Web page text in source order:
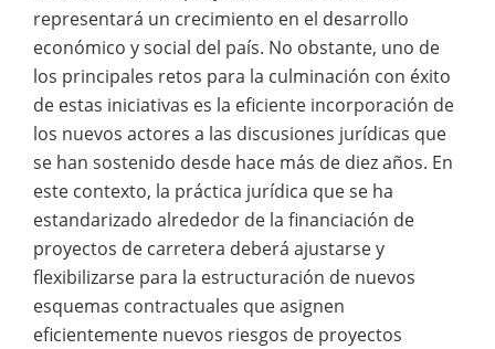
representará un crecimiento en el desarrollo
económico y social del país. No obstante, uno de
los principales retos para la culminación con éxito
de estas iniciativas es la eficiente incorporación de
los nuevos actores a las discusiones jurídicas que
se han sostenido desde hace más de diez años. En
este contexto, la práctica jurídica que se ha
estandarizado alrededor de la financiación de
proyectos de carretera deberá ajustarse y
flexibilizarse para la estructuración de nuevos
esquemas contractuales que asignen
eficientemente nuevos riesgos de proyectos